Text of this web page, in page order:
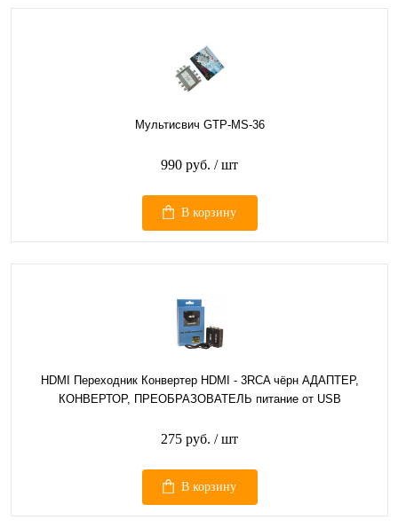
Мультисвич GTP-MS-36
990 руб. / шт
В корзину
HDMI Переходник Конвертер HDMI - 3RCA чёрн АДАПТЕР,
КОНВЕРТОР, ПРЕОБРАЗОВАТЕЛЬ питание от USB
275 руб. / шт
В корзину